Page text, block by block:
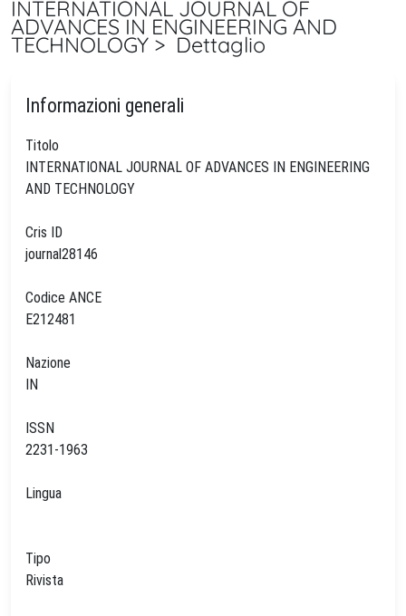
INTERNATIONAL JOURNAL OF
ADVANCES IN ENGINEERING AND
TECHNOLOGY > Dettaglio
Informazioni generali
Titolo
INTERNATIONAL JOURNAL OF ADVANCES IN ENGINEERING
Cris ID
Codice ANCE
Nazione
ISSN
Lingua
Tipo
Rivista